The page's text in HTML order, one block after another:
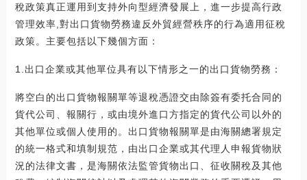
稅政策真正運用到支持外向型經濟發展上，進一步提高行政
管理效率,對出口貨物勞務違反外貿經營秩序的行為適用征稅
政策。主要包括以下幾個方面：
1.出口企業或其他單位具有以下情形之一的出口貨物勞務：
將空白的出口貨物報關單等退稅憑證交由除簽有委托合同的
貨代公司、報關行，或由境外進口方指定的貨代公司以外的
其他單位或個人使用的。出口貨物報關單是由海關總署規定
的統一格式和填制規范，由出口企業或其代理人申報貨物狀
況的法律文書，是海關依法監管貨物出口、征收關稅及其他